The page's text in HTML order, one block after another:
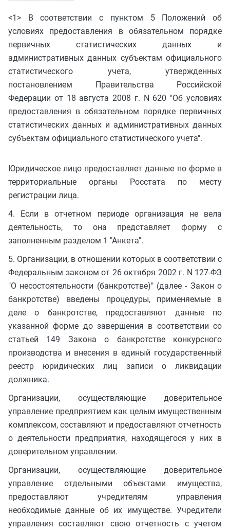
<1> В соответствии с пунктом 5 Положений об
условиях предоставления в обязательном порядке
первичных статистических данных и
административных данных субъектам официального
статистического учета, утвержденных
постановлением Правительства Российской
Федерации от 18 августа 2008 г. N 620 "Об условиях
предоставления в обязательном порядке первичных
статистических данных и административных данных
субъектам официального статистического учета".
Юридическое лицо предоставляет данные по форме в
территориальные органы Росстата по месту
регистрации лица.
4. Если в отчетном периоде организация не вела
деятельность, то она представляет форму с
заполненным разделом 1 "Анкета".
5. Организации, в отношении которых в соответствии с
Федеральным законом от 26 октября 2002 г. N 127-ФЗ
"О несостоятельности (банкротстве)" (далее - Закон о
банкротстве) введены процедуры, применяемые в
деле о банкротстве, предоставляют данные по
указанной форме до завершения в соответствии со
статьей 149 Закона о банкротстве конкурсного
производства и внесения в единый государственный
реестр юридических лиц записи о ликвидации
должника.
Организации, осуществляющие доверительное
управление предприятием как целым имущественным
комплексом, составляют и предоставляют отчетность
о деятельности предприятия, находящегося у них в
доверительном управлении.
Организации, осуществляющие доверительное
управление отдельными объектами имущества,
предоставляют учредителям управления
необходимые данные об их имуществе. Учредители
управления составляют свою отчетность с учетом